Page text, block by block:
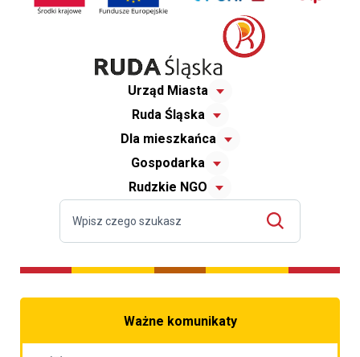
Urząd Miasta
Ruda Śląska
Dla mieszkańca
Gospodarka
Rudzkie NGO
Ważne komunikaty